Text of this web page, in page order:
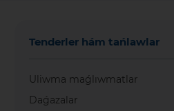
Tenderler hám tańlawlar
Uliwma maǵlıwmatlar
Daǵazalar